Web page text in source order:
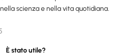
scienza e nella vita quotidiana.
È stato utile?